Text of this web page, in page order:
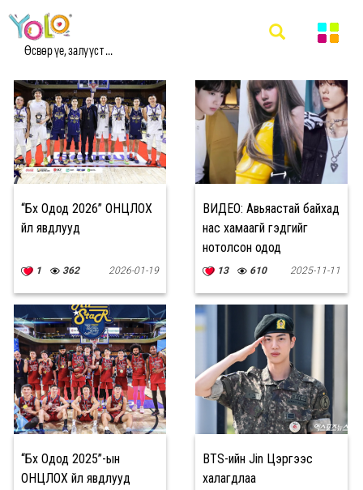
Өсвөр үе, залууст ...
#ОДОД МЭДЭЭ
“Бүх Одод 2026” ОНЦЛОХ
үйл явдлууд
1 362 2026-01-19
ВИДЕО: Авьяастай байхад
нас хамаагүй гэдгийг
нотолсон одод
13 610 2025-11-11
“Бүх Одод 2025”-ын
ОНЦЛОХ үйл явдлууд
BTS-ийн Jin Цэргээс
халагдлаа